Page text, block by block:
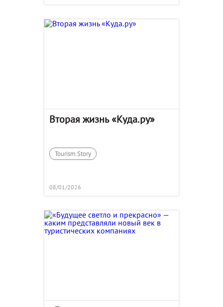
Вторая жизнь «Куда.ру»
Tourism.Story
08/01/2026